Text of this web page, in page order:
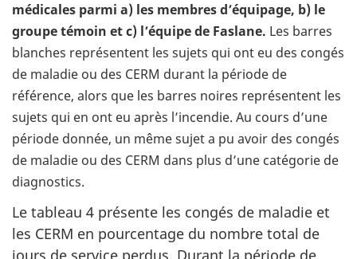
médicales parmi a) les membres d’équipage, b) le
groupe témoin et c) l’équipe de Faslane. Les barres
blanches représentent les sujets qui ont eu des congés
de maladie ou des CERM durant la période de
référence, alors que les barres noires représentent les
sujets qui en ont eu après l’incendie. Au cours d’une
période donnée, un même sujet a pu avoir des congés
de maladie ou des CERM dans plus d’une catégorie de
diagnostics.
Le tableau 4 présente les congés de maladie et
les CERM en pourcentage du nombre total de
jours de service perdus. Durant la période de